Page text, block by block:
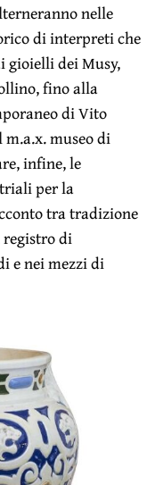
nelle
di interpreti che
gioielli dei Musy,
fino alla
di Vito
museo di
infine, le
per la
tra tradizione
registro di
e nei mezzi di